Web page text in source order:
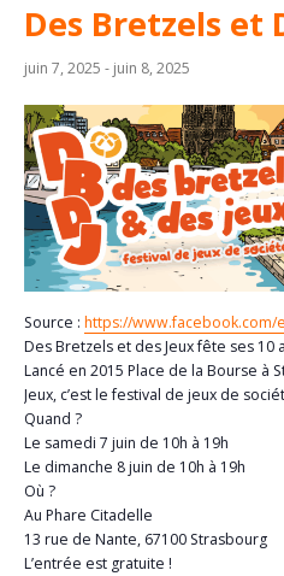
Des Bretzels et
juin 7, 2025 - juin 8, 2025
Source : https://www.facebook.com/
Des Bretzels et des Jeux fête ses 10
Lancé en 2015 Place de la Bourse à
Jeux, c’est le festival de jeux de
Quand ?
Le samedi 7 juin de 10h à 19h
Le dimanche 8 juin de 10h à 19h
Où ?
Au Phare Citadelle
13 rue de Nante, 67100 Strasbourg
L’entrée est gratuite !